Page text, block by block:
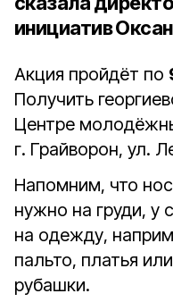
инициатив
Акция пройдёт по
Получить
Центре
г. Грайворон, ул.
Напомним, что
нужно на груди, у
на одежду,
пальто, платья
рубашки.